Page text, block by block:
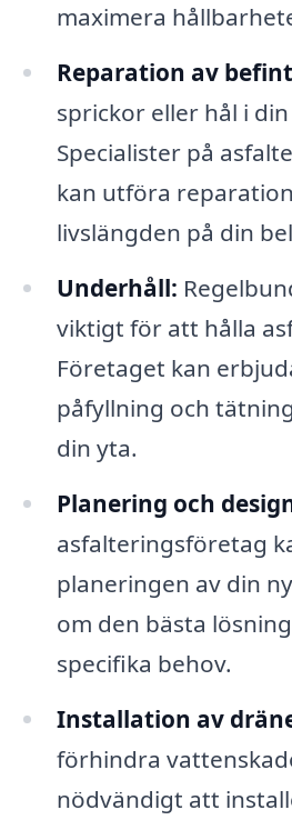
maximera
Reparation av
sprickor eller hål i
Specialister på
kan utföra
livslängden på din
Underhåll:
viktigt för att hålla
Företaget kan
påfyllning och
din yta.
Planering och
asfalteringsföretag
planeringen av din
om den bästa
specifika behov.
Installation av
förhindra
nödvändigt att